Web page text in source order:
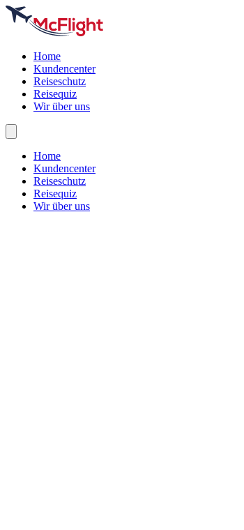
Home
Kundencenter
Reiseschutz
Reisequiz
Wir über uns
Home
Kundencenter
Reiseschutz
Reisequiz
Wir über uns